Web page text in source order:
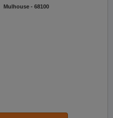
Mulhouse - 68100